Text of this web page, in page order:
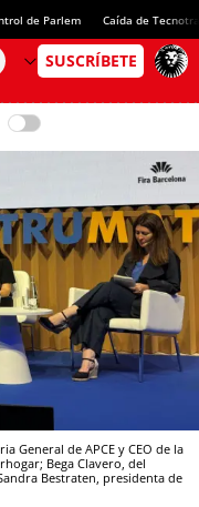
de Parlem Caída de
General de APCE y CEO de la
Bega Clavero, del
Bestraten, presidenta de